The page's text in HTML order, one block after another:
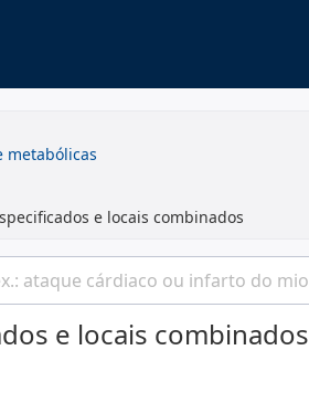
metabólicas
e locais combinados
e locais combinados